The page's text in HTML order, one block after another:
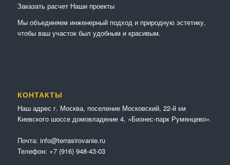
Заказать расчет Наши проекты
Мы объединяем инженерный подход и природную эстетику,
чтобы ваш участок был удобным и красивым.
КОНТАКТЫ
Наш адрес г. Москва, поселение Московский, 22-й км
Киевского шоссе домовладение 4, «Бизнес-парк Румянцево».
Почта: info@terrasirovanie.ru
Телефон: +7 (916) 948-43-03